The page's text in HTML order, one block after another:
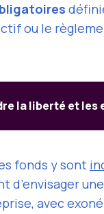
ou le
la liberté et les
fonds y sont
d’envisager
avec